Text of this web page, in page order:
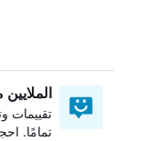
تقييمات
تمامًا.